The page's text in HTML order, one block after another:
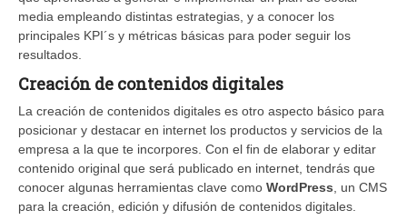
media empleando distintas estrategias, y a conocer los
principales KPI´s y métricas básicas para poder seguir los
resultados.
Creación de contenidos digitales
La creación de contenidos digitales es otro aspecto básico para
posicionar y destacar en internet los productos y servicios de la
empresa a la que te incorpores. Con el fin de elaborar y editar
contenido original que será publicado en internet, tendrás que
conocer algunas herramientas clave como WordPress , un CMS
para la creación, edición y difusión de contenidos digitales.